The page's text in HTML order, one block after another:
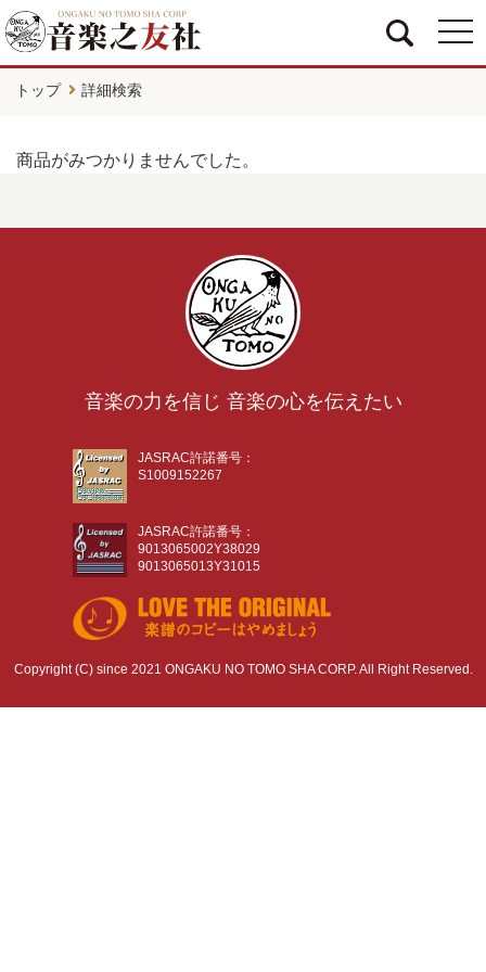
トップ 詳細検索
商品がみつかりませんでした。
音楽の力を信じ 音楽の心を伝えたい
JASRAC許諾番号：
S1009152267
JASRAC許諾番号：
9013065002Y38029
9013065013Y31015
Copyright (C) since 2021 ONGAKU NO TOMO SHA CORP. All Right Reserved.